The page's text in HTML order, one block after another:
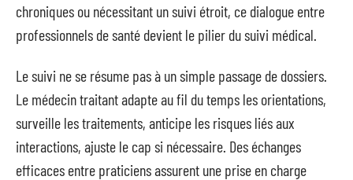
chroniques ou nécessitant un suivi étroit, ce dialogue entre
professionnels de santé devient le pilier du suivi médical.
Le suivi ne se résume pas à un simple passage de dossiers.
Le médecin traitant adapte au fil du temps les orientations,
surveille les traitements, anticipe les risques liés aux
interactions, ajuste le cap si nécessaire. Des échanges
efficaces entre praticiens assurent une prise en charge